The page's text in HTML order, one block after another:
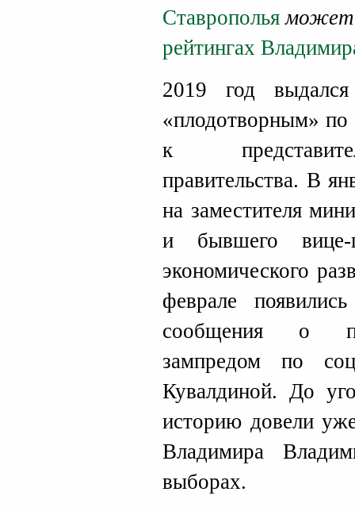
Ставропольяможет
рейтингах
2019 год
«плодотворным» по
к
правительства. В
на заместителя
и бывшего вице-
экономического
феврале
сообщения о
зампредом по
Кувалдиной. До
историю довели
Владимира
выборах.